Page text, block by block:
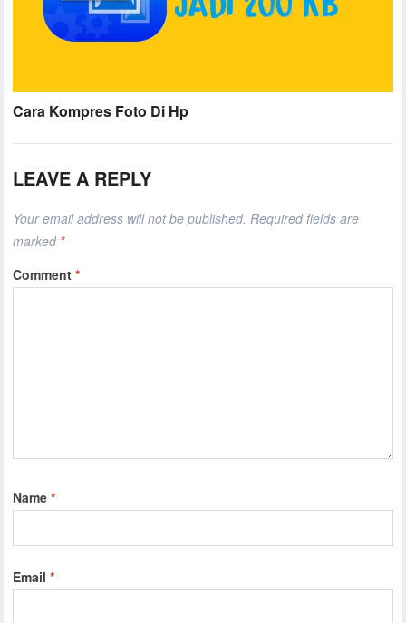
Cara Kompres Foto Di Hp
LEAVE A REPLY
Your email address will not be published. Required fields are
marked *
Comment*
Name*
Email*